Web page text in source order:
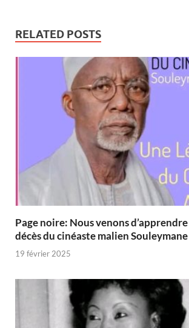
RELATED POSTS
Page noire: Nous venons
décès du cinéaste malien Souleymane
19 février 2025